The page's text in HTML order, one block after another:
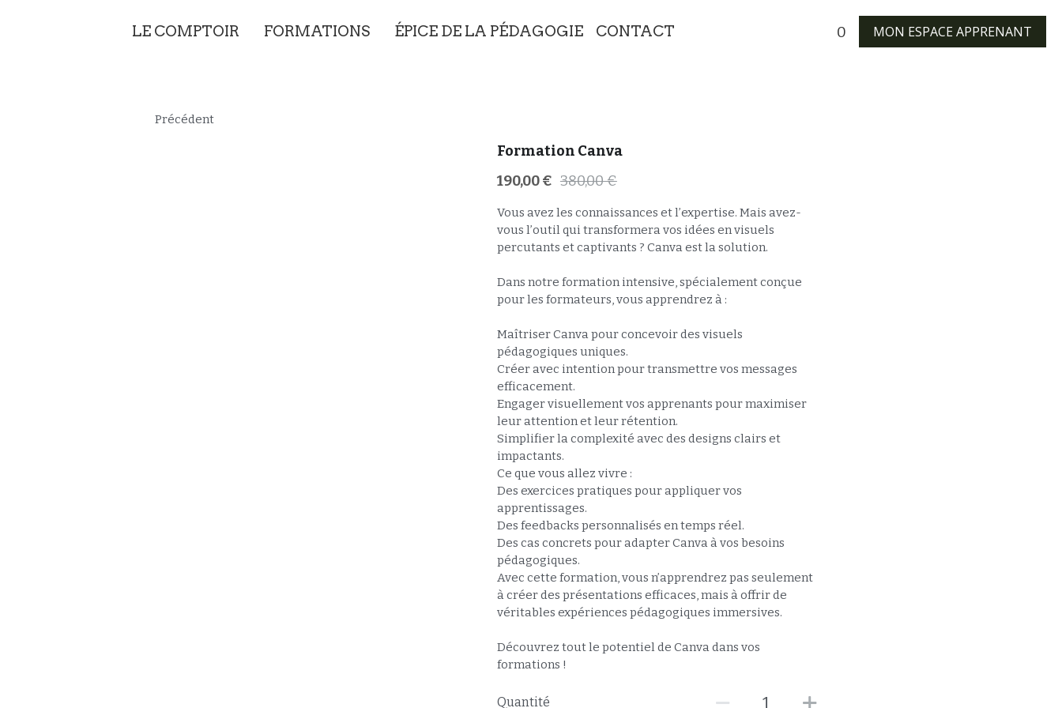
LE COMPTOIR FORMATIONS ÉPICE DE LA PÉDAGOGIE CONTACT 0 MON ESPACE APPRENANT
Vous avez les connaissances et l’expertise. Mais avez-
vous l’outil qui transformera vos idées en visuels
Dans notre formation intensive, spécialement conçue
Maîtriser Canva pour concevoir des visuels
pédagogiques uniques.
Créer avec intention pour transmettre vos messages
efficacement.
Engager visuellement vos apprenants pour maximiser
leur attention et leur rétention.
Simplifier la complexité avec des designs clairs et
impactants.
Ce que vous allez vivre :
Des exercices pratiques pour appliquer vos
apprentissages.
Des feedbacks personnalisés en temps réel.
Des cas concrets pour adapter Canva à vos besoins
pédagogiques.
Avec cette formation, vous n’apprendrez pas seulement
à créer des présentations efficaces, mais à offrir de
Découvrez tout le potentiel de Canva dans vos